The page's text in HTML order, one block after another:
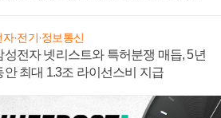
자·전기·정보통신
성전자 넷리스트와 특허분쟁 매듭, 5년
안 최대 1.3조 라이선스비 지급